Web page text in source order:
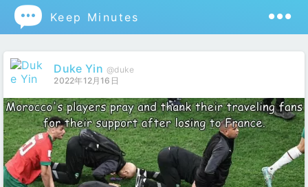
 Keep Minutes
Duke Yin @duke
2022年12月16日